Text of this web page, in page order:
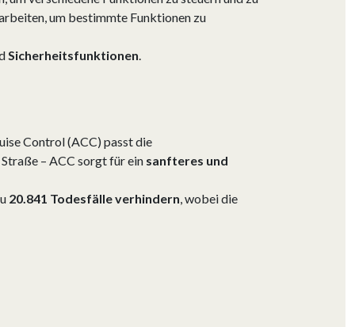
um bestimmte Funktionen zu
Sicherheitsfunktionen.
Control (ACC) passt die
– ACC sorgt für ein sanfteres und
20.841 Todesfälle verhindern, wobei die